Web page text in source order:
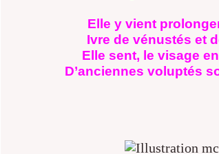
Elle y vient
Ivre de vénustés et
Elle sent, le visage
D’anciennes voluptés